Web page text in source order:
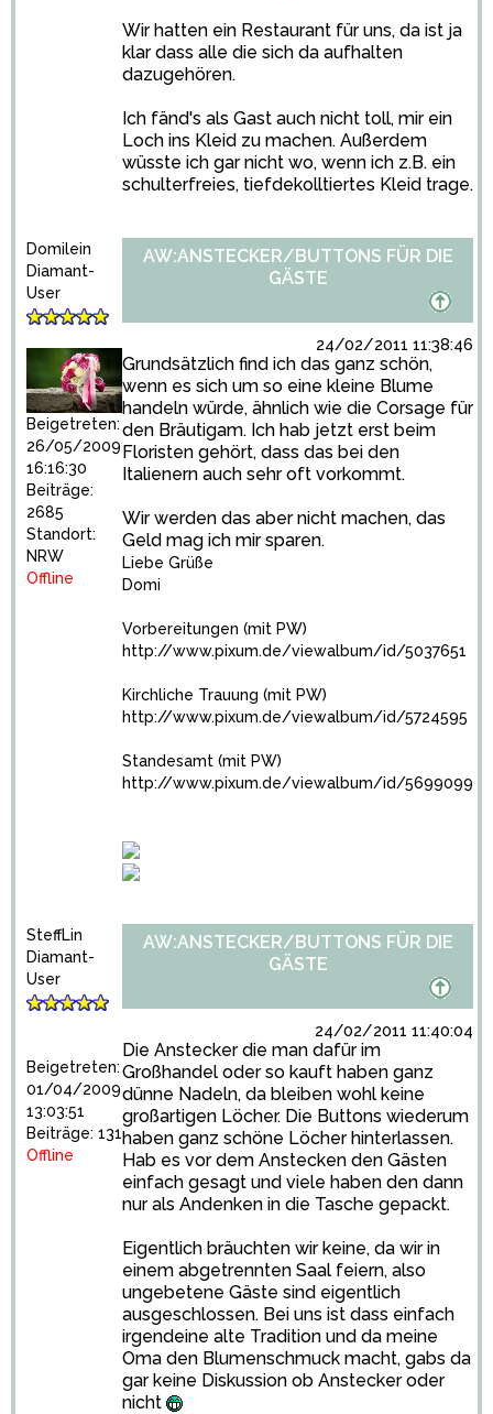
Wir hatten ein Restaurant für uns, da ist ja
klar dass alle die sich da aufhalten
dazugehören.
Ich fänd's als Gast auch nicht toll, mir ein
Loch ins Kleid zu machen. Außerdem
wüsste ich gar nicht wo, wenn ich z.B. ein
schulterfreies, tiefdekolltiertes Kleid trage.
Domilein
Diamant-
User
Beigetreten:
26/05/2009
16:16:30
Beiträge:
2685
Standort:
NRW
Offline
AW:ANSTECKER/BUTTONS FÜR DIE
GÄSTE
24/02/2011 11:38:46
Grundsätzlich find ich das ganz schön,
wenn es sich um so eine kleine Blume
handeln würde, ähnlich wie die Corsage für
den Bräutigam. Ich hab jetzt erst beim
Floristen gehört, dass das bei den
Italienern auch sehr oft vorkommt.
Wir werden das aber nicht machen, das
Geld mag ich mir sparen.
Liebe Grüße
Domi
Vorbereitungen (mit PW)
http://www.pixum.de/viewalbum/id/5037651
Kirchliche Trauung (mit PW)
http://www.pixum.de/viewalbum/id/5724595
Standesamt (mit PW)
http://www.pixum.de/viewalbum/id/5699099
SteffLin
Diamant-
User
Beigetreten:
01/04/2009
13:03:51
Beiträge: 131
Offline
AW:ANSTECKER/BUTTONS FÜR DIE
GÄSTE
24/02/2011 11:40:04
Die Anstecker die man dafür im
Großhandel oder so kauft haben ganz
dünne Nadeln, da bleiben wohl keine
großartigen Löcher. Die Buttons wiederum
haben ganz schöne Löcher hinterlassen.
Hab es vor dem Anstecken den Gästen
einfach gesagt und viele haben den dann
nur als Andenken in die Tasche gepackt.
Eigentlich bräuchten wir keine, da wir in
einem abgetrennten Saal feiern, also
ungebetene Gäste sind eigentlich
ausgeschlossen. Bei uns ist dass einfach
irgendeine alte Tradition und da meine
Oma den Blumenschmuck macht, gabs da
gar keine Diskussion ob Anstecker oder
nicht